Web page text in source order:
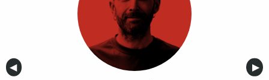
Anterior
◀︎ ▶︎